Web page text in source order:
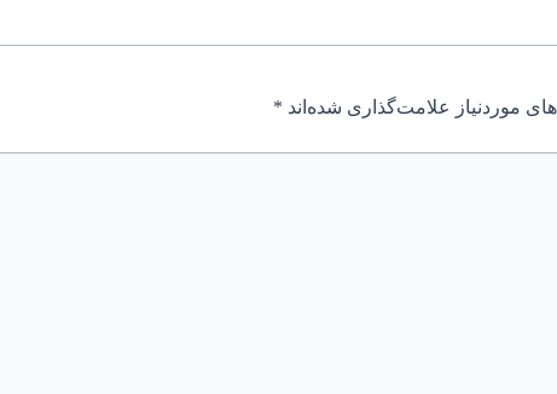
موردنیاز علامت‌گذاری شده‌اند *